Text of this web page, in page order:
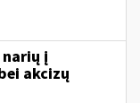
į
akcizų